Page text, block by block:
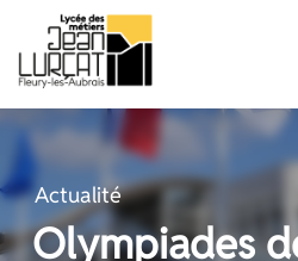
contenu
Actualité
Olympiades
Panneau de gestion des cookies